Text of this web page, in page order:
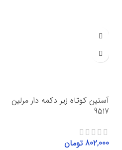
آستین کوتاه زیر دکمه دار مرلین
9517
802,000 تومان